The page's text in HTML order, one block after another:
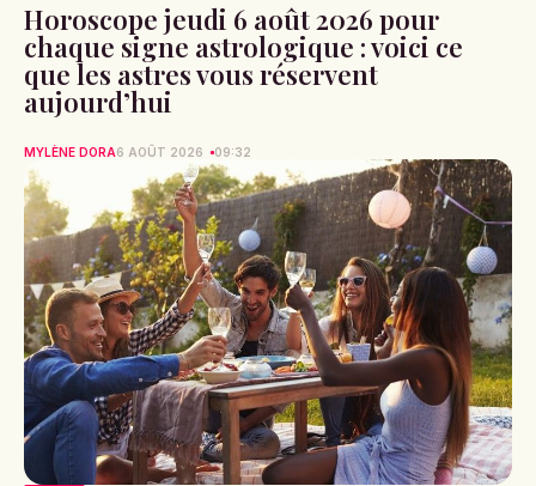
Horoscope jeudi 6 août 2026 pour
chaque signe astrologique : voici ce
que les astres vous réservent
aujourd’hui
MYLÈNE DORA6 AOÛT 2026 09:32